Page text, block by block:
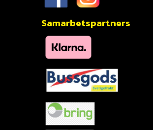
Samarbetspartners